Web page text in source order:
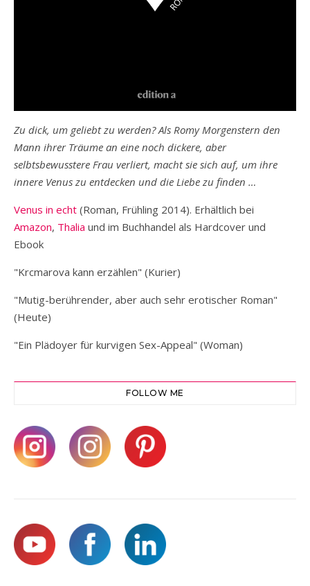
Zu dick, um geliebt zu werden? Als Romy Morgenstern den
Mann ihrer Träume an eine noch dickere, aber
selbtsbewusstere Frau verliert, macht sie sich auf, um ihre
innere Venus zu entdecken und die Liebe zu finden …
Venus in echt (Roman, Frühling 2014). Erhältlich bei
Amazon, Thalia und im Buchhandel als Hardcover und
Ebook
"Krcmarova kann erzählen" (Kurier)
"Mutig-berührender, aber auch sehr erotischer Roman"
(Heute)
"Ein Plädoyer für kurvigen Sex-Appeal" (Woman)
FOLLOW ME